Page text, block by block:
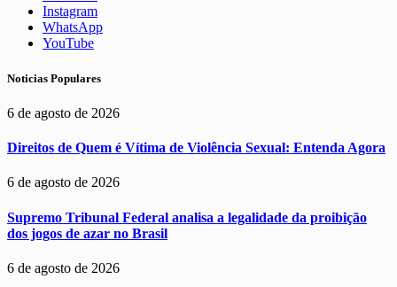
Instagram
WhatsApp
YouTube
Noticias Populares
6 de agosto de 2026
Direitos de Quem é Vítima de Violência Sexual: Entenda Agora
6 de agosto de 2026
Supremo Tribunal Federal analisa a legalidade da proibição
dos jogos de azar no Brasil
6 de agosto de 2026